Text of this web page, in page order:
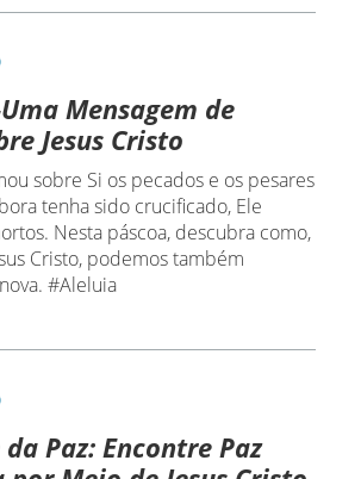
Mensagem de
Jesus Cristo
sobre Si os pecados e os pesares
tenha sido crucificado, Ele
Nesta páscoa, descubra como,
Cristo, podemos também
#Aleluia
Paz: Encontre Paz